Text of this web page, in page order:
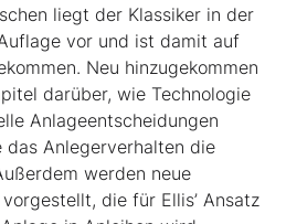
liegt der Klassiker in der
vor und ist damit auf
Neu hinzugekommen
darüber, wie Technologie
Anlageentscheidungen
Anlegerverhalten die
werden neue
die für Ellis’ Ansatz